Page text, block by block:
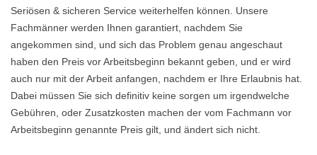
Seriösen & sicheren Service weiterhelfen können. Unsere
Fachmänner werden Ihnen garantiert, nachdem Sie
angekommen sind, und sich das Problem genau angeschaut
haben den Preis vor Arbeitsbeginn bekannt geben, und er wird
auch nur mit der Arbeit anfangen, nachdem er Ihre Erlaubnis hat.
Dabei müssen Sie sich definitiv keine sorgen um irgendwelche
Gebühren, oder Zusatzkosten machen der vom Fachmann vor
Arbeitsbeginn genannte Preis gilt, und ändert sich nicht.